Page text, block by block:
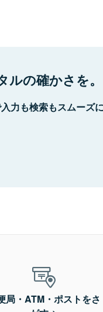
ルの確かさを。
力も検索もスムーズに
局・ATM・ポストをさ